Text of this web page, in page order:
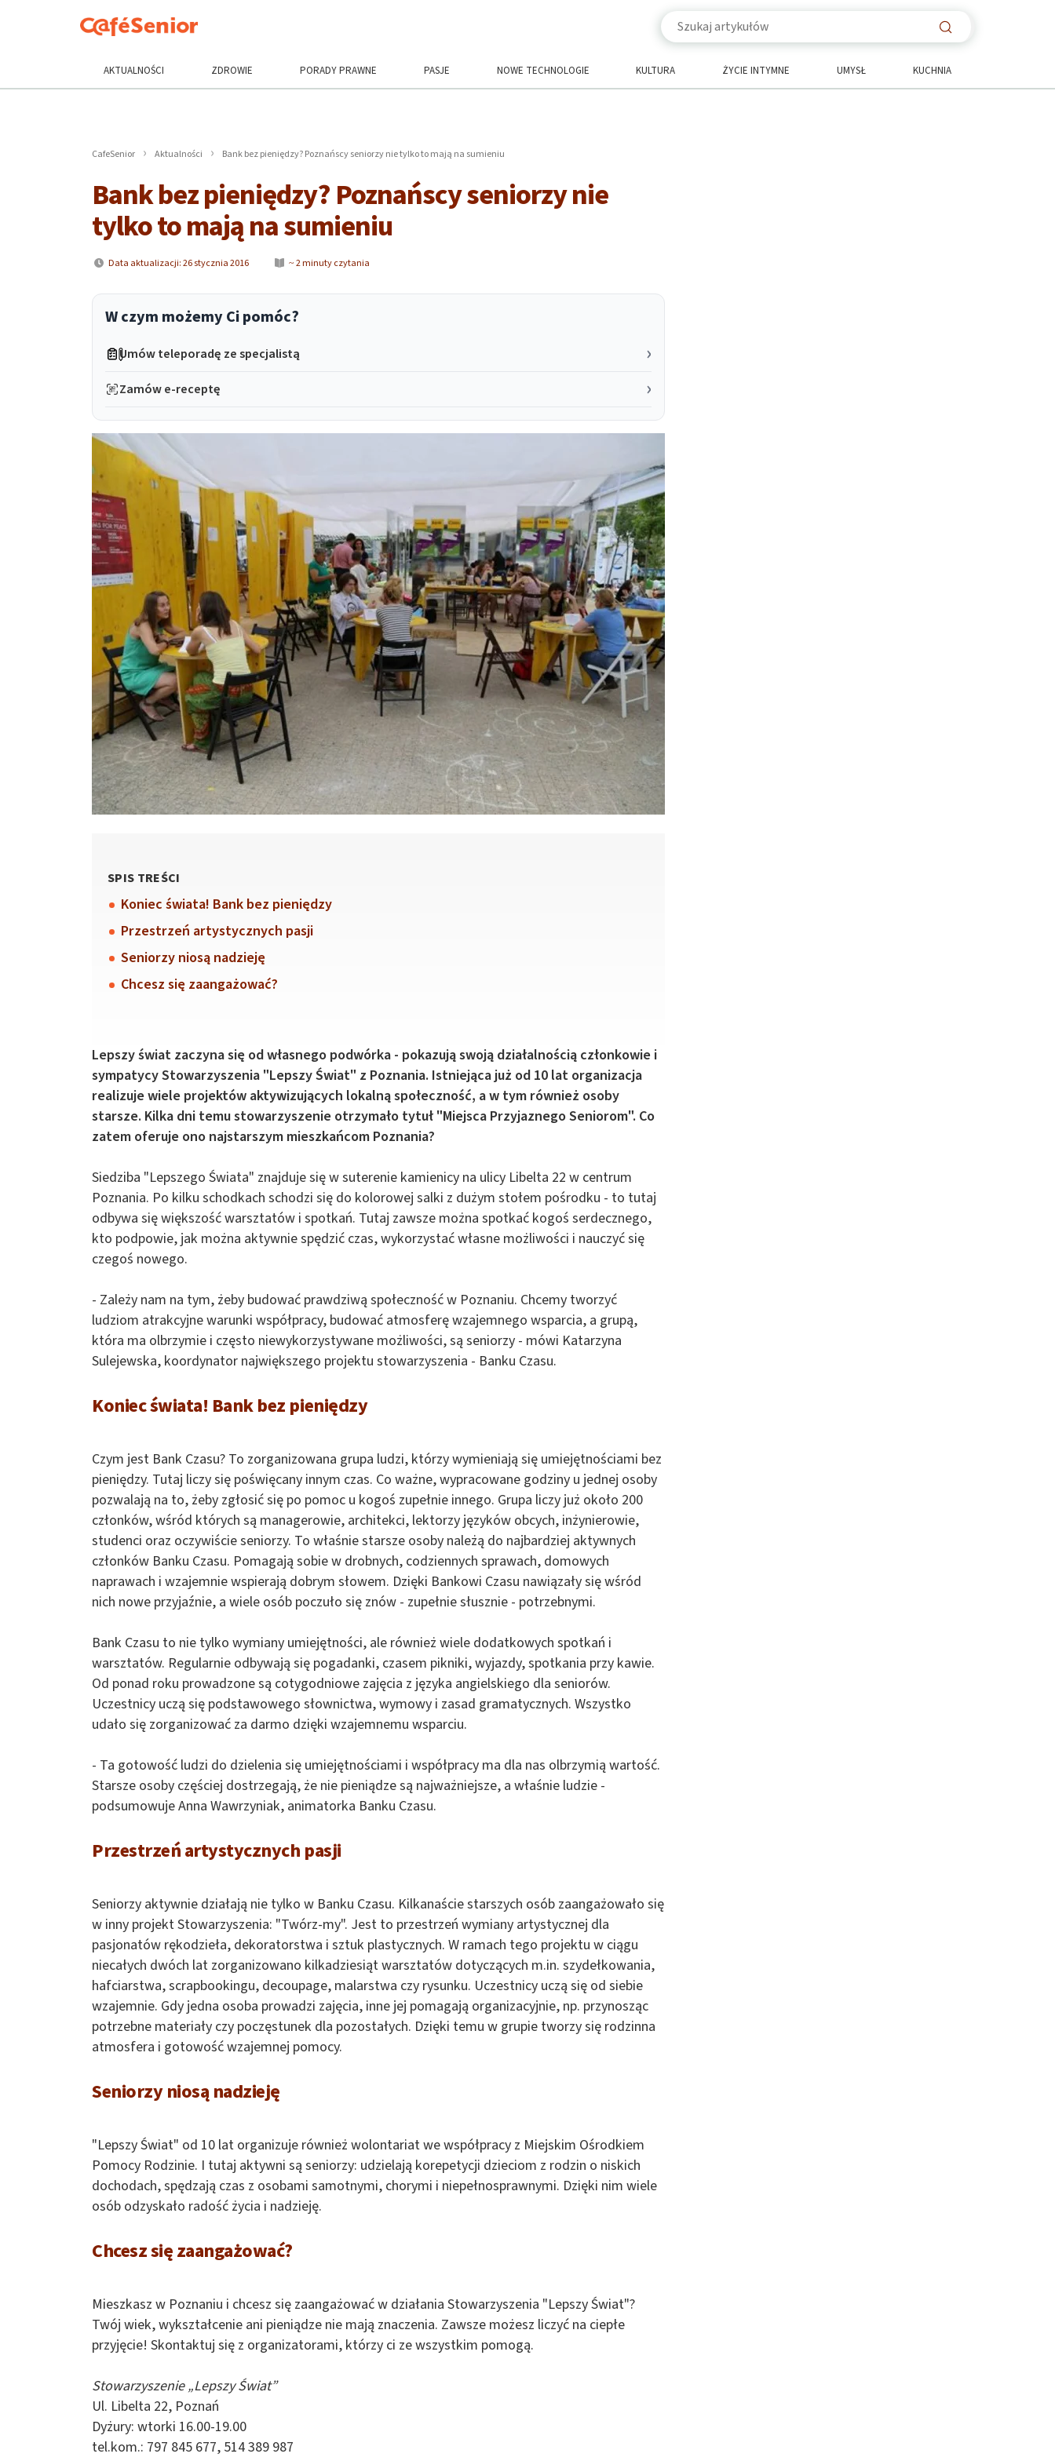
AKTUALNOŚCI ZDROWIE PORADY PRAWNE PASJE NOWE TECHNOLOGIE KULTURA ŻYCIE INTYMNE UMYSŁ KUCHNIA
CafeSenior Aktualności Bank bez pieniędzy? Poznańscy seniorzy nie tylko to mają na sumieniu
Bank bez pieniędzy? Poznańscy seniorzy nie
tylko to mają na sumieniu
Data aktualizacji: 26 stycznia 2016 ~ 2 minuty czytania
W czym możemy Ci pomóc?
Umów teleporadę ze specjalistą
Zamów e-receptę
SPIS TREŚCI
Koniec świata! Bank bez pieniędzy
Przestrzeń artystycznych pasji
Seniorzy niosą nadzieję
Chcesz się zaangażować?
Lepszy świat zaczyna się od własnego podwórka - pokazują swoją działalnością członkowie i
sympatycy Stowarzyszenia "Lepszy Świat" z Poznania. Istniejąca już od 10 lat organizacja
realizuje wiele projektów aktywizujących lokalną społeczność, a w tym również osoby
starsze. Kilka dni temu stowarzyszenie otrzymało tytuł "Miejsca Przyjaznego Seniorom". Co
zatem oferuje ono najstarszym mieszkańcom Poznania?
Siedziba "Lepszego Świata" znajduje się w suterenie kamienicy na ulicy Libelta 22 w centrum
Poznania. Po kilku schodkach schodzi się do kolorowej salki z dużym stołem pośrodku - to tutaj
odbywa się większość warsztatów i spotkań. Tutaj zawsze można spotkać kogoś serdecznego,
kto podpowie, jak można aktywnie spędzić czas, wykorzystać własne możliwości i nauczyć się
czegoś nowego.
- Zależy nam na tym, żeby budować prawdziwą społeczność w Poznaniu. Chcemy tworzyć
ludziom atrakcyjne warunki współpracy, budować atmosferę wzajemnego wsparcia, a grupą,
która ma olbrzymie i często niewykorzystywane możliwości, są seniorzy - mówi Katarzyna
Sulejewska, koordynator największego projektu stowarzyszenia - Banku Czasu.
Koniec świata! Bank bez pieniędzy
Czym jest Bank Czasu? To zorganizowana grupa ludzi, którzy wymieniają się umiejętnościami bez
pieniędzy. Tutaj liczy się poświęcany innym czas. Co ważne, wypracowane godziny u jednej osoby
pozwalają na to, żeby zgłosić się po pomoc u kogoś zupełnie innego. Grupa liczy już około 200
członków, wśród których są managerowie, architekci, lektorzy języków obcych, inżynierowie,
studenci oraz oczywiście seniorzy. To właśnie starsze osoby należą do najbardziej aktywnych
członków Banku Czasu. Pomagają sobie w drobnych, codziennych sprawach, domowych
naprawach i wzajemnie wspierają dobrym słowem. Dzięki Bankowi Czasu nawiązały się wśród
nich nowe przyjaźnie, a wiele osób poczuło się znów - zupełnie słusznie - potrzebnymi.
Bank Czasu to nie tylko wymiany umiejętności, ale również wiele dodatkowych spotkań i
warsztatów. Regularnie odbywają się pogadanki, czasem pikniki, wyjazdy, spotkania przy kawie.
Od ponad roku prowadzone są cotygodniowe zajęcia z języka angielskiego dla seniorów.
Uczestnicy uczą się podstawowego słownictwa, wymowy i zasad gramatycznych. Wszystko
udało się zorganizować za darmo dzięki wzajemnemu wsparciu.
- Ta gotowość ludzi do dzielenia się umiejętnościami i współpracy ma dla nas olbrzymią wartość.
Starsze osoby częściej dostrzegają, że nie pieniądze są najważniejsze, a właśnie ludzie -
podsumowuje Anna Wawrzyniak, animatorka Banku Czasu.
Przestrzeń artystycznych pasji
Seniorzy aktywnie działają nie tylko w Banku Czasu. Kilkanaście starszych osób zaangażowało się
w inny projekt Stowarzyszenia: "Twórz-my". Jest to przestrzeń wymiany artystycznej dla
pasjonatów rękodzieła, dekoratorstwa i sztuk plastycznych. W ramach tego projektu w ciągu
niecałych dwóch lat zorganizowano kilkadziesiąt warsztatów dotyczących m.in. szydełkowania,
hafciarstwa, scrapbookingu, decoupage, malarstwa czy rysunku. Uczestnicy uczą się od siebie
wzajemnie. Gdy jedna osoba prowadzi zajęcia, inne jej pomagają organizacyjnie, np. przynosząc
potrzebne materiały czy poczęstunek dla pozostałych. Dzięki temu w grupie tworzy się rodzinna
atmosfera i gotowość wzajemnej pomocy.
Seniorzy niosą nadzieję
"Lepszy Świat" od 10 lat organizuje również wolontariat we współpracy z Miejskim Ośrodkiem
Pomocy Rodzinie. I tutaj aktywni są seniorzy: udzielają korepetycji dzieciom z rodzin o niskich
dochodach, spędzają czas z osobami samotnymi, chorymi i niepełnosprawnymi. Dzięki nim wiele
osób odzyskało radość życia i nadzieję.
Chcesz się zaangażować?
Mieszkasz w Poznaniu i chcesz się zaangażować w działania Stowarzyszenia "Lepszy Świat"?
Twój wiek, wykształcenie ani pieniądze nie mają znaczenia. Zawsze możesz liczyć na ciepłe
przyjęcie! Skontaktuj się z organizatorami, którzy ci ze wszystkim pomogą.
Stowarzyszenie „Lepszy Świat”
Ul. Libelta 22, Poznań
Dyżury: wtorki 16.00-19.00
tel.kom.: 797 845 677, 514 389 987